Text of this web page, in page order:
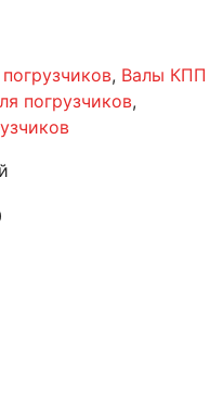
, Валы КПП
погрузчиков,